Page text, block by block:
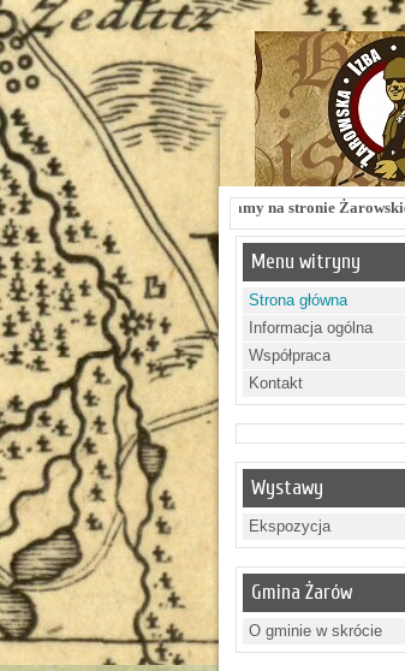
Witamy na stronie Żarowskiej Izby
Menu witryny
Strona główna
Informacja ogólna
Współpraca
Kontakt
Wystawy
Ekspozycja
Gmina Żarów
O gminie w skrócie